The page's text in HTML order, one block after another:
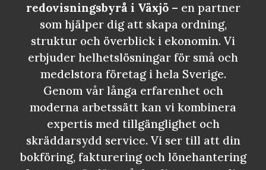
redovisningsbyrå i Växjö– en partner
som hjälper dig att skapa ordning,
struktur och överblick i ekonomin. Vi
erbjuder helhetslösningar för små och
medelstora företag i hela Sverige.
Genom vår långa erfarenhet och
moderna arbetssätt kan vi kombinera
expertis med tillgänglighet och
skräddarsydd service. Vi ser till att din
bokföring, fakturering och lönehantering